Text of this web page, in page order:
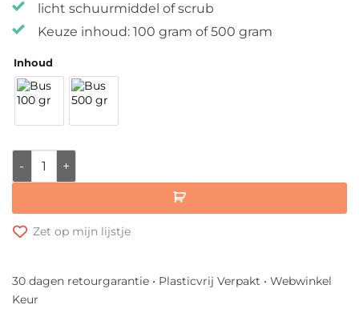
licht schuurmiddel of scrub
Keuze inhoud: 100 gram of 500 gram
Inhoud
Natrium Bicarbonaat / Baking Soda - Bus aantal
Zet op mijn lijstje
30 dagen retourgarantie • Plasticvrij Verpakt • Webwinkel
Keur